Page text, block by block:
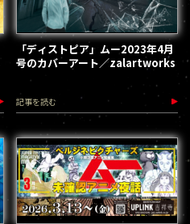
「ディストピア」ムー2023年4月
号のカバーアート／zalartworks
記事を読む